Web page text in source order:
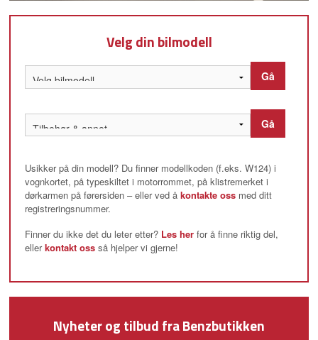
Velg din bilmodell
Gå
Gå
Usikker på din modell? Du finner modellkoden (f.eks. W124) i
vognkortet, på typeskiltet i motorrommet, på klistremerket i
dørkarmen på førersiden – eller ved åkontakte oss med ditt
registreringsnummer.
Finner du ikke det du leter etter? Les her for å finne riktig del,
ellerkontakt oss så hjelper vi gjerne!
Nyheter og tilbud fra Benzbutikken